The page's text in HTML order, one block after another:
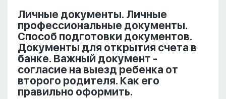
Личные документы. Личные
профессиональные документы.
Способ подготовки документов.
Документы для открытия счета в
банке. Важный документ -
согласие на выезд ребенка от
второго родителя. Как его
правильно оформить.